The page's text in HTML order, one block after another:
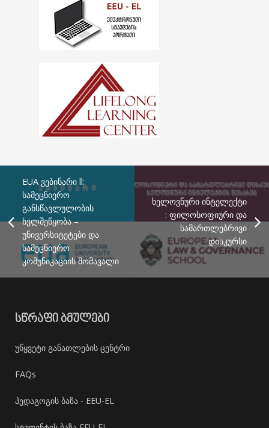
EUA ვებინარი ll:
სამეცნიერო
განსწავლულობის
ხელშეწყობა –
უნივერსიტეტები და
სამეცნიერო
კომუნიკაციის მომავალი
ხელოვნური ინტელექტი
: ფილოსოფიური და
სამართლებრივი
დისკურსი
ᲡᲬᲠᲐᲤᲘ ᲑᲛᲣᲚᲔᲑᲘ
უწყვეტი განათლების ცენტრი
FAQs
პედაგოგის ბაზა - EEU-EL